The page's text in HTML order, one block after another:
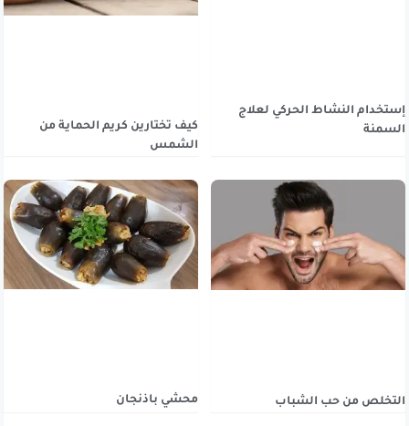
إستخدام النشاط الحركي لعلاج
السمنة
كيف تختارين كريم الحماية من
الشمس
التخلص من حب الشباب محشي باذنجان